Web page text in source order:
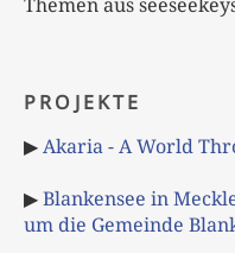
Themen aus
PROJEKTE
▶Akaria - A World
▶Blankensee in
um die Gemeinde